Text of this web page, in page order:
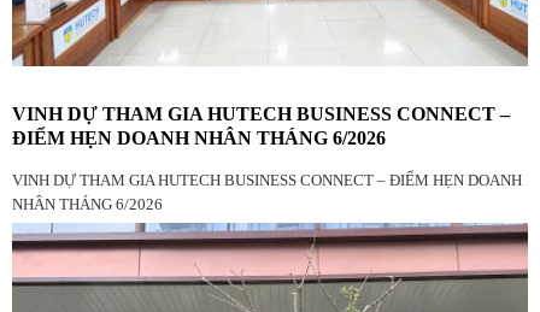
VINH DỰ THAM GIA HUTECH BUSINESS CONNECT –
ĐIỂM HẸN DOANH NHÂN THÁNG 6/2026
VINH DỰ THAM GIA HUTECH BUSINESS CONNECT – ĐIỂM HẸN DOANH
NHÂN THÁNG 6/2026